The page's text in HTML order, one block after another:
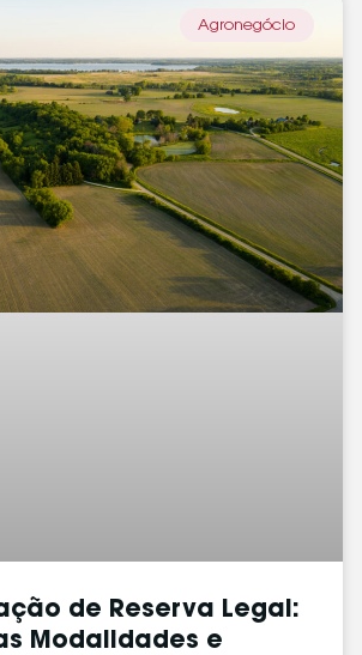
Agronegócio
de Reserva Legal:
Modalidades e